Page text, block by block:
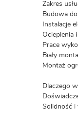
Zakres
Budowa
Instalacje
Ocieplenia
Prace
Biały
Montaż
Dlaczego
Solidność i